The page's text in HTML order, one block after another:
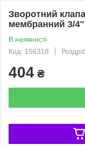
Зворотний
мембранний 3/4"
В наявності
Код: 156318
404 ₴